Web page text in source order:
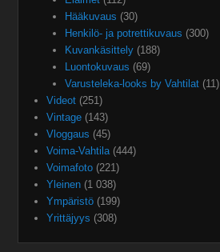
Hääkuvaus (30)
Henkilö- ja potrettikuvaus (300)
Kuvankäsittely(188)
Luontokuvaus (69)
Varusteleka-looks by Vahtilat(11)
Videot (251)
Vintage (143)
Vloggaus (45)
Voima-Vahtila(444)
Voimafoto (221)
Yleinen (1 038)
Ympäristö (199)
Yrittäjyys (308)